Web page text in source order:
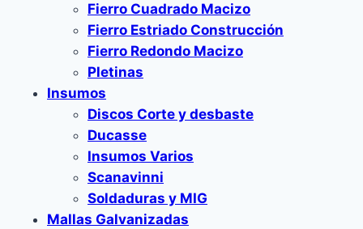
Fierro Cuadrado Macizo
Fierro Estriado Construcción
Fierro Redondo Macizo
Pletinas
Insumos
Discos Corte y desbaste
Ducasse
Insumos Varios
Scanavinni
Soldaduras y MIG
Mallas Galvanizadas